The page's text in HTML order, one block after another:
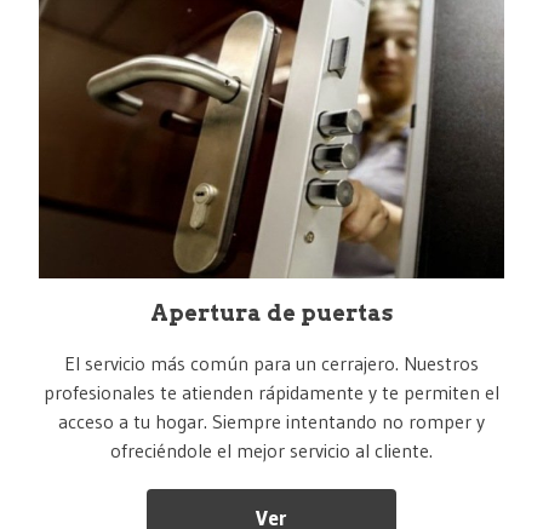
Apertura de puertas
El servicio más común para un cerrajero. Nuestros
profesionales te atienden rápidamente y te permiten el
acceso a tu hogar. Siempre intentando no romper y
ofreciéndole el mejor servicio al cliente.
Ver